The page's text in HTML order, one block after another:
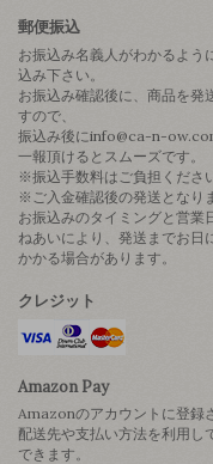
郵便振込
お振込み名義人がわかるよう
込み下さい。
お振込み確認後に、商品を発
すので、
振込み後にinfo@ca-n-
一報頂けるとスムーズです。
※振込手数料はご負担くださ
※ご入金確認後の発送となり
お振込みのタイミングと営業
ねあいにより、発送までお日
かかる場合があります。
クレジット
Amazon Pay
Amazonのアカウントに登録
配送先や支払い方法を利用し
できます。